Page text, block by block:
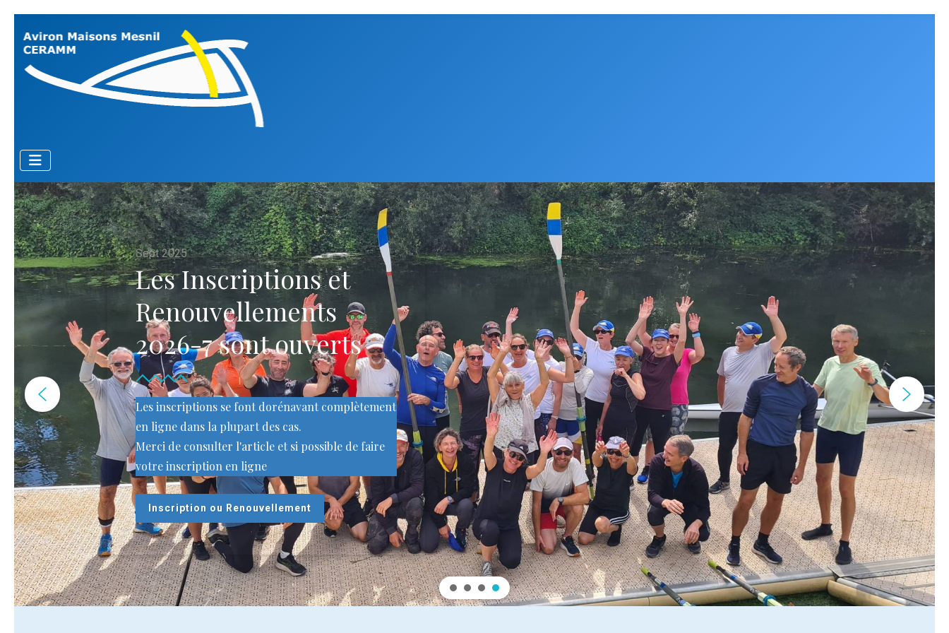
Sept 2025
Les Inscriptions et
Renouvellements
2026-7 sont ouverts
Les inscriptions se font dorénavant complètement
en ligne dans la plupart des cas.
Merci de consulter l'article et si possible de faire
votre inscription en ligne
Inscription ou Renouvellement